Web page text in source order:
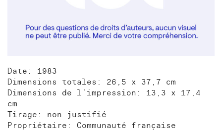
Date: 1983
Dimensions totales: 26,5 x 37,7 cm
Dimensions de l’impression: 13,3 x 17,4
cm
Tirage: non justifié
Propriétaire: Communauté française